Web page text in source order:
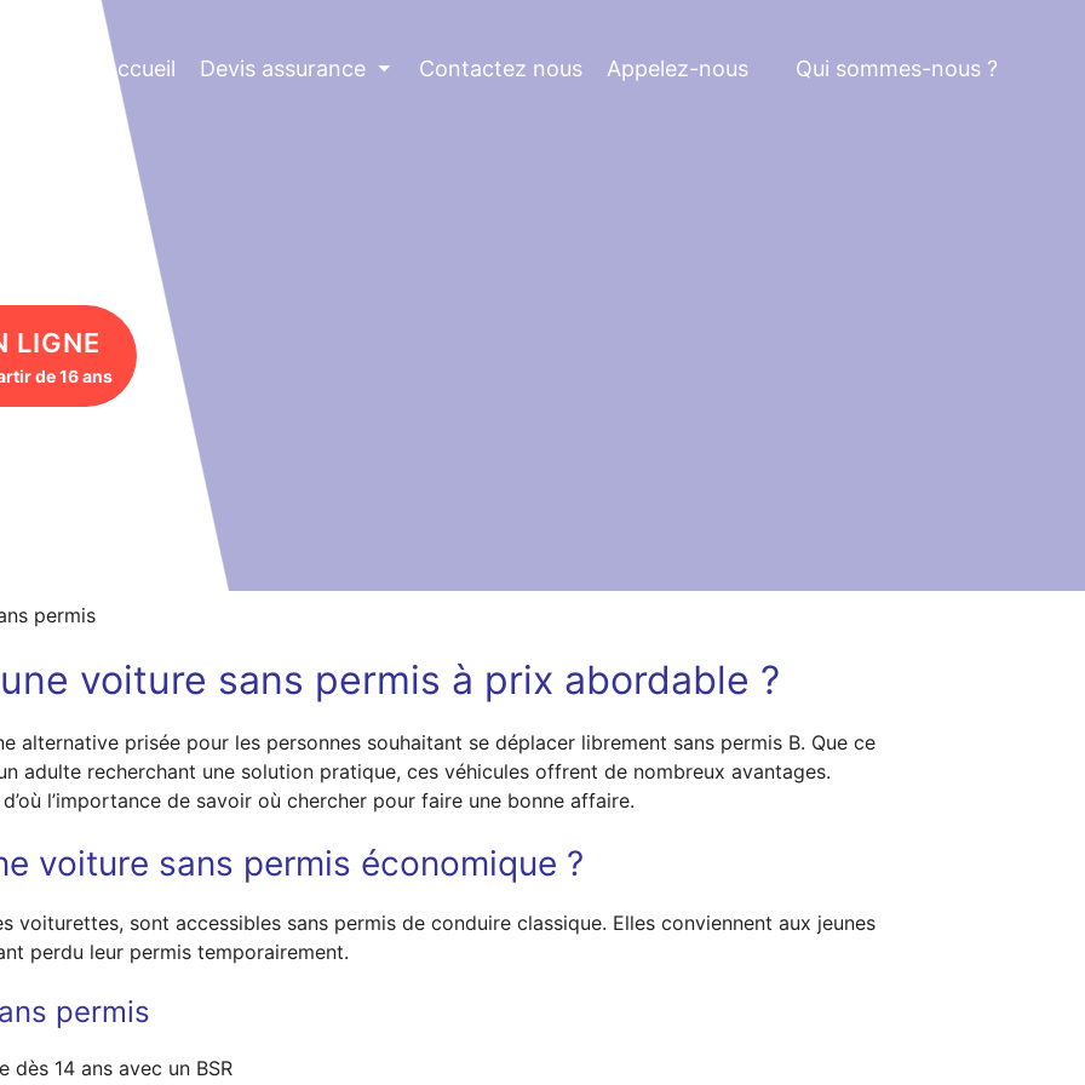
Accueil Devis assurance ⏷ Contactez nous Appelez-nous Qui sommes-nous ?
LIGNE
de 16 ans
permis
voiture sans permis à prix abordable ?
alternative prisée pour les personnes souhaitant se déplacer librement sans permis B. Que ce
adulte recherchant une solution pratique, ces véhicules offrent de nombreux avantages.
l’importance de savoir où chercher pour faire une bonne affaire.
voiture sans permis économique ?
voiturettes, sont accessibles sans permis de conduire classique. Elles conviennent aux jeunes
perdu leur permis temporairement.
permis
14 ans avec un BSR